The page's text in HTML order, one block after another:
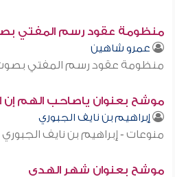
منظومة عقود رسم المفتي
عمرو شاهين
منظومة عقود رسم المفتي
موشح بعنوان ياصاحب الهم إن
إبراهيم بن نايف الجبوري
منوعات - إبراهيم بن نايف الجبوري
موشح بعنوان شهر الهدى